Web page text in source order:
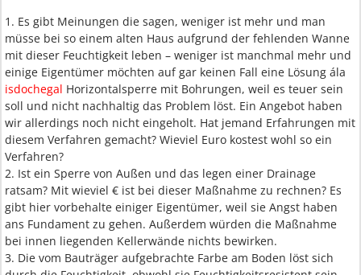
1. Es gibt Meinungen die sagen, weniger ist mehr und man
müsse bei so einem alten Haus aufgrund der fehlenden Wanne
mit dieser Feuchtigkeit leben – weniger ist manchmal mehr und
einige Eigentümer möchten auf gar keinen Fall eine Lösung ála
isdochegal Horizontalsperre mit Bohrungen, weil es teuer sein
soll und nicht nachhaltig das Problem löst. Ein Angebot haben
wir allerdings noch nicht eingeholt. Hat jemand Erfahrungen mit
diesem Verfahren gemacht? Wieviel Euro kostest wohl so ein
Verfahren?
2. Ist ein Sperre von Außen und das legen einer Drainage
ratsam? Mit wieviel € ist bei dieser Maßnahme zu rechnen? Es
gibt hier vorbehalte einiger Eigentümer, weil sie Angst haben
ans Fundament zu gehen. Außerdem würden die Maßnahme
bei innen liegenden Kellerwände nichts bewirken.
3. Die vom Bauträger aufgebrachte Farbe am Boden löst sich